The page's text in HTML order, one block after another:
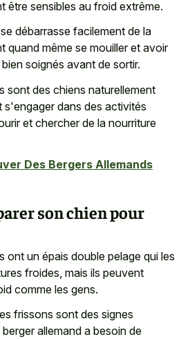
être sensibles au froid extrême.
débarrasse facilement de la
quand même se mouiller et avoir
soignés avant de sortir.
sont des chiens naturellement
s'engager dans des activités
et chercher de la nourriture
Des Bergers Allemands
son chien pour
ont un épais double pelage qui les
froides, mais ils peuvent
comme les gens.
frissons sont des signes
allemand a besoin de